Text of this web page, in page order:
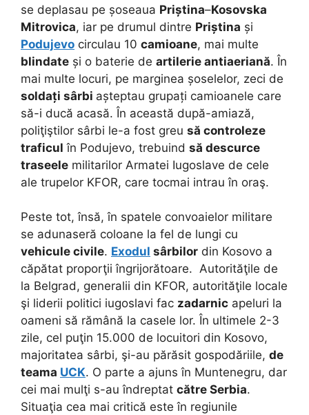
se deplasau pe șoseaua Priștina–Kosovska
Mitrovica, iar pe drumul dintre Priștina și
Podujevo circulau 10 camioane, mai multe
blindate și o baterie de artilerie antiaeriană. În
mai multe locuri, pe marginea șoselelor, zeci de
soldați sârbi așteptau grupați camioanele care
să-i ducă acasă. În această după-amiază,
poliţiştilor sârbi le-a fost greu să controleze
traficul în Podujevo, trebuind să descurce
traseele militarilor Armatei Iugoslave de cele
ale trupelor KFOR, care tocmai intrau în oraş.
Peste tot, însă, în spatele convoaielor militare
se adunaseră coloane la fel de lungi cu
vehicule civile. Exodul sârbilor din Kosovo a
căpătat proporţii îngrijorătoare. Autorităţile de
la Belgrad, generalii din KFOR, autorităţile locale
şi liderii politici iugoslavi fac zadarnic apeluri la
oameni să rămână la casele lor. În ultimele 2-3
zile, cel puţin 15.000 de locuitori din Kosovo,
majoritatea sârbi, şi-au părăsit gospodăriile, de
teama UCK. O parte a ajuns în Muntenegru, dar
cei mai mulţi s-au îndreptat către Serbia.
Situaţia cea mai critică este în regiunile